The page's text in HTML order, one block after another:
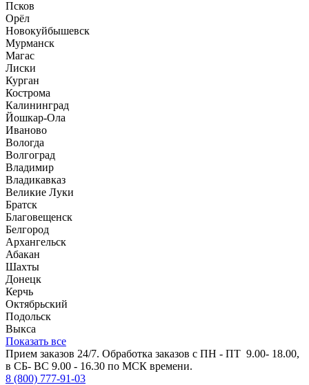
Псков
Орёл
Новокуйбышевск
Мурманск
Магас
Лиски
Курган
Кострома
Калининград
Йошкар-Ола
Иваново
Вологда
Волгоград
Владимир
Владикавказ
Великие Луки
Братск
Благовещенск
Белгород
Архангельск
Абакан
Шахты
Донецк
Керчь
Октябрьский
Подольск
Выкса
Показать все
Прием заказов 24/7. Обработка заказов с ПН - ПТ 9.00- 18.00,
в СБ- ВС 9.00 - 16.30 по МСК времени.
8 (800) 777-91-03